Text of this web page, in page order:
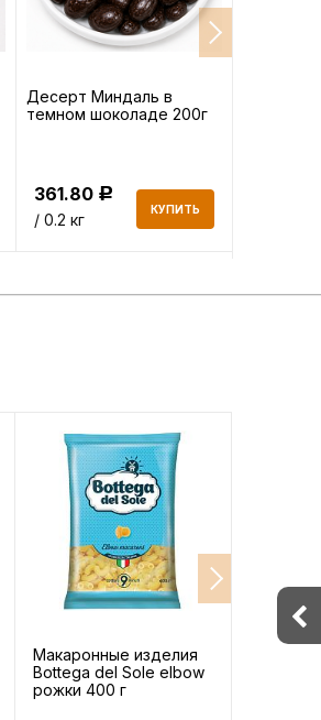
Десерт Миндаль в
темном шоколаде 200г
361.80 Р
/ 0.2 кг
КУПИТЬ
Макаронные изделия
Bottega del Sole elbow
рожки 400 г